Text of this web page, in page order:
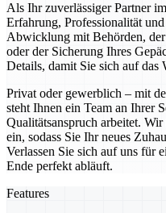
Als Ihr zuverlässiger Partner
Erfahrung, Professionalität
Abwicklung mit Behörden,
oder der Sicherung Ihres
Details, damit Sie sich auf das
Privat oder gewerblich – mit
steht Ihnen ein Team an Ihrer
Qualitätsanspruch arbeitet.
ein, sodass Sie Ihr neues
Verlassen Sie sich auf uns für
Ende perfekt abläuft.
Features